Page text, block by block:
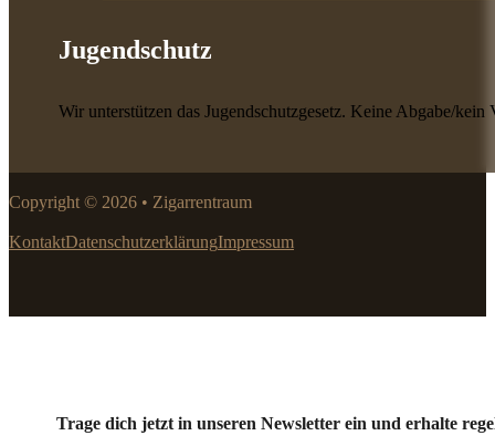
Jugendschutz
Wir unterstützen das Jugendschutzgesetz. Keine Abgabe/
Copyright © 2026 • Zigarrentraum
KontaktDatenschutzerklärungImpressum
Trage dich jetzt in unseren Newsletter ein und erhalte